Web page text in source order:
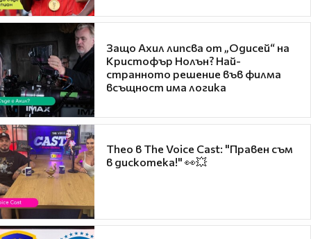
Защо Ахил липсва от „Одисей“ на
Кристофър Нолън? Най-
странното решение във филма
всъщност има логика
Theo в The Voice Cast: "Правен съм
в дискотека!" 👀💥